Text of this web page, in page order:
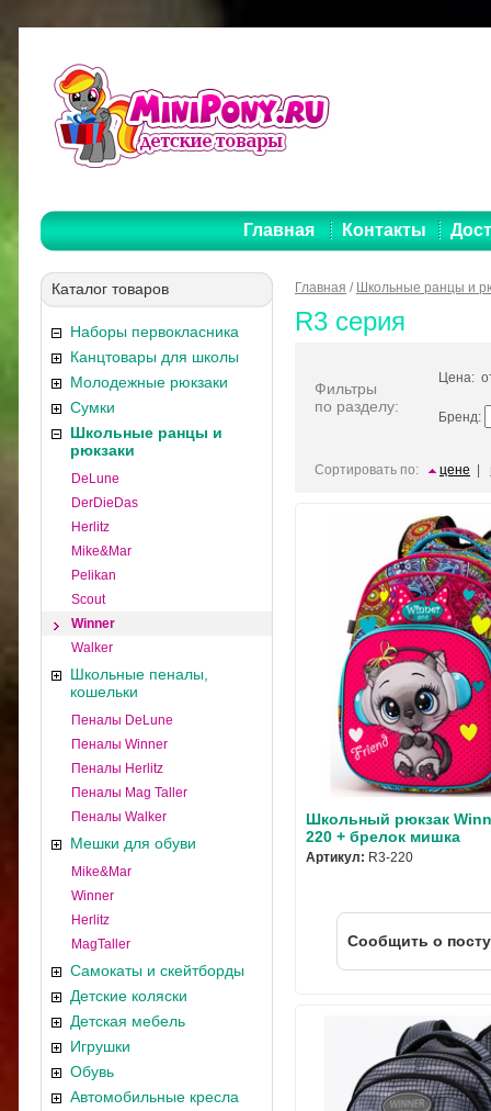
Главная Контакты
Каталог товаров
Наборы первокласника
Канцтовары для школы
Молодежные рюкзаки
Сумки
Школьные ранцы и
рюкзаки
DeLune
DerDieDas
Herlitz
Mike&Mar
Pelikan
Scout
Winner
Walker
Школьные пеналы,
кошельки
Пеналы DeLune
Пеналы Winner
Пеналы Herlitz
Пеналы Mag Taller
Пеналы Walker
Мешки для обуви
Mike&Mar
Winner
Herlitz
MagTaller
Самокаты и скейтборды
Детские коляски
Детская мебель
Игрушки
Обувь
Автомобильные кресла
Главная / Школьные ранцы и
R3 серия
Фильтры
по разделу:
Цена:
Бренд:
Сортировать по: цене
Школьный рюкзак
220 + брелок мишка
Артикул: R3-220
Cообщить о